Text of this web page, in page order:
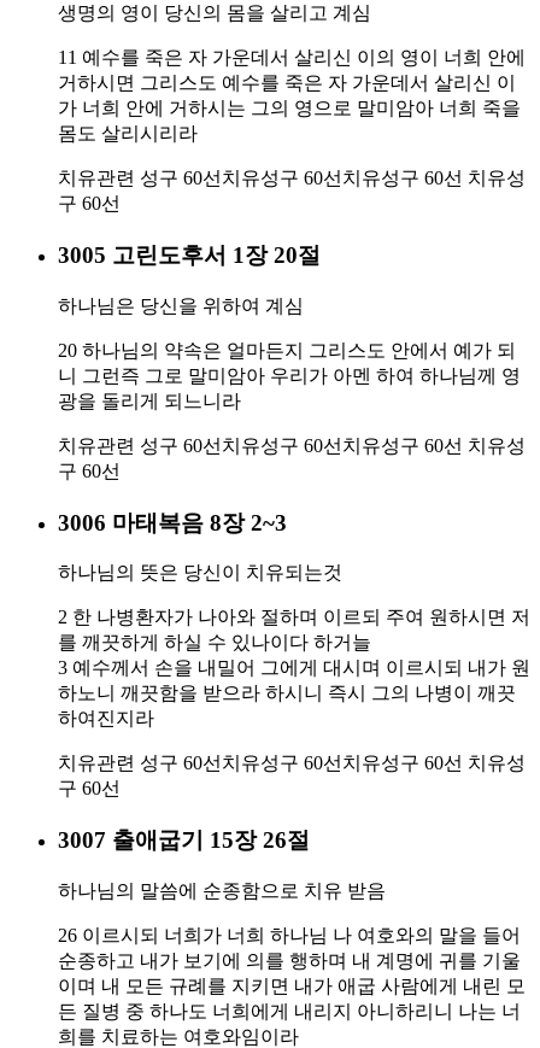
생명의 영이 당신의 몸을 살리고 계심
11 예수를 죽은 자 가운데서 살리신 이의 영이 너희 안에
거하시면 그리스도 예수를 죽은 자 가운데서 살리신 이
가 너희 안에 거하시는 그의 영으로 말미암아 너희 죽을
몸도 살리시리라
치유관련 성구 60선 치유성구 60선 치유성구 60선 치유성
구 60선
3005 고린도후서 1장 20절
하나님은 당신을 위하여 계심
20 하나님의 약속은 얼마든지 그리스도 안에서 예가 되
니 그런즉 그로 말미암아 우리가 아멘 하여 하나님께 영
광을 돌리게 되느니라
치유관련 성구 60선 치유성구 60선 치유성구 60선 치유성
구 60선
3006 마태복음 8장 2~3
하나님의 뜻은 당신이 치유되는것
2 한 나병환자가 나아와 절하며 이르되 주여 원하시면 저
를 깨끗하게 하실 수 있나이다 하거늘
3 예수께서 손을 내밀어 그에게 대시며 이르시되 내가 원
하노니 깨끗함을 받으라 하시니 즉시 그의 나병이 깨끗
하여진지라
치유관련 성구 60선 치유성구 60선 치유성구 60선 치유성
구 60선
3007 출애굽기 15장 26절
하나님의 말씀에 순종함으로 치유 받음
26 이르시되 너희가 너희 하나님 나 여호와의 말을 들어
순종하고 내가 보기에 의를 행하며 내 계명에 귀를 기울
이며 내 모든 규례를 지키면 내가 애굽 사람에게 내린 모
든 질병 중 하나도 너희에게 내리지 아니하리니 나는 너
희를 치료하는 여호와임이라